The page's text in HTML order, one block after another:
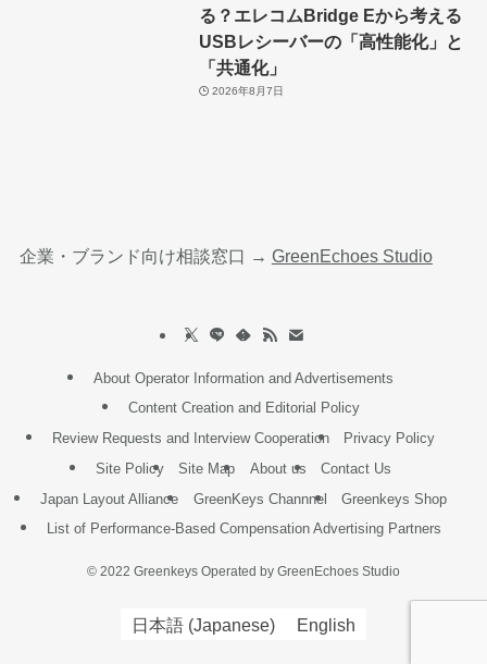
る？エレコムBridge Eから考える
USBレシーバーの「高性能化」と
「共通化」
2026年8月7日
企業・ブランド向け相談窓口 → GreenEchoes Studio
About Operator Information and Advertisements
Content Creation and Editorial Policy
Review Requests and Interview Cooperation
Privacy Policy
Site Policy
Site Map About us
Contact Us
Japan Layout Alliance
GreenKeys Channnel
Greenkeys Shop
List of Performance-Based Compensation Advertising Partners
© 2022 Greenkeys Operated by GreenEchoes Studio
日本語 (Japanese) English